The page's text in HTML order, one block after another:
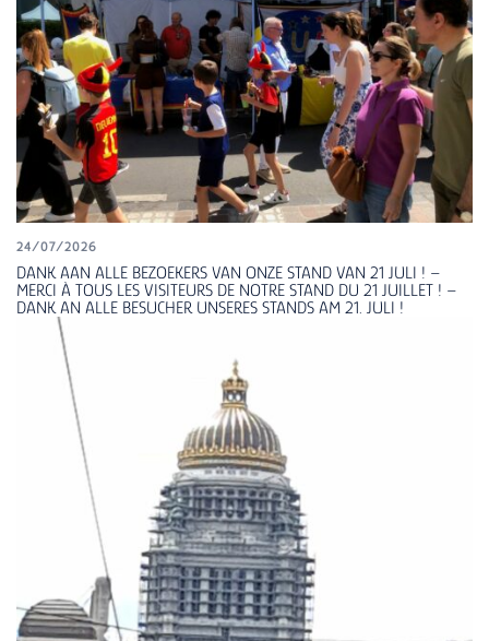
24/07/2026
DANK AAN ALLE BEZOEKERS VAN ONZE STAND VAN 21 JULI ! –
MERCI À TOUS LES VISITEURS DE NOTRE STAND DU 21 JUILLET ! –
DANK AN ALLE BESUCHER UNSERES STANDS AM 21. JULI !